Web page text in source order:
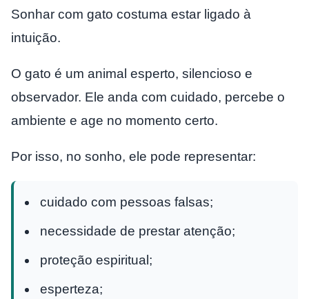
Sonhar com gato costuma estar ligado à
intuição.
O gato é um animal esperto, silencioso e
observador. Ele anda com cuidado, percebe o
ambiente e age no momento certo.
Por isso, no sonho, ele pode representar:
cuidado com pessoas falsas;
necessidade de prestar atenção;
proteção espiritual;
esperteza;